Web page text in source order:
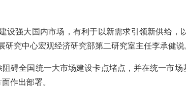
设强大国内市场，有利于以新需求引领新供给，
研究中心宏观经济研究部第二研究室主任李承健说
阻碍全国统一大市场建设卡点堵点，并在统一市
作出部署。